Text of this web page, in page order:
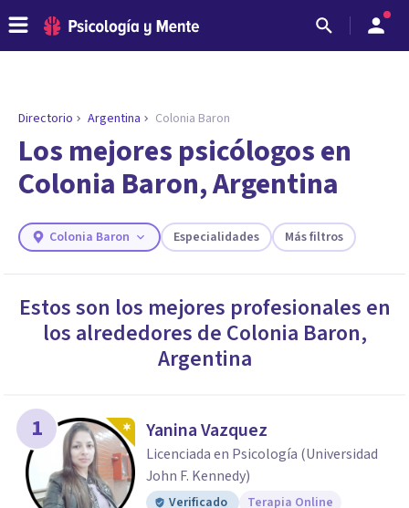
ENCONTRAR MI TERAPEUTA
¿Necesitas ayuda para encontrar el
psicólogo adecuado?
los profesionales que más se ajustan a tus
necesidades.
Responder cuestionario
Directorio Argentina Colonia Baron
Los mejores psicólogos en
Colonia Baron, Argentina
Colonia Baron Especialidades Más filtros
Estos son los mejores profesionales en
los alrededores de Colonia Baron,
Argentina
1 Yanina Vazquez
Licenciada en Psicología (Universidad
John F. Kennedy)
Verificado Terapia Online